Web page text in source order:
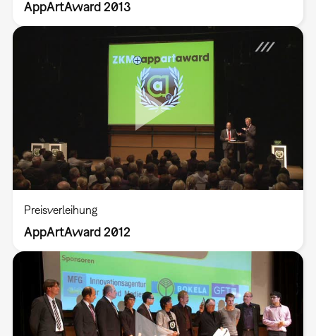
AppArtAward 2013
Preisverleihung
AppArtAward 2012